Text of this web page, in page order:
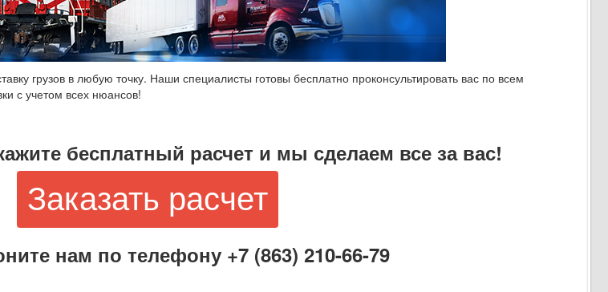
грузов в любую точку. Наши специалисты готовы бесплатно проконсультировать вас по всем
с учетом всех нюансов!
бесплатный расчет и мы сделаем все за вас!
Заказать расчет
нам по телефону +7 (863) 210-66-79